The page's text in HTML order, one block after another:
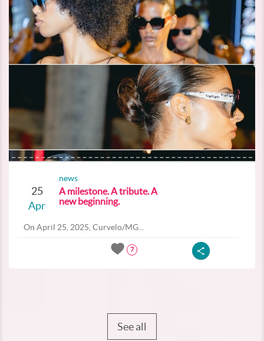
25
Apr
news
A milestone. A tribute. A
new beginning.
On April 25, 2025, Curvelo/MG...
7
See all